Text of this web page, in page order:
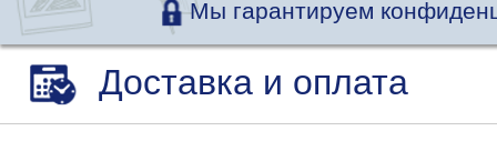
Мы гарантируем
Доставка и оплата